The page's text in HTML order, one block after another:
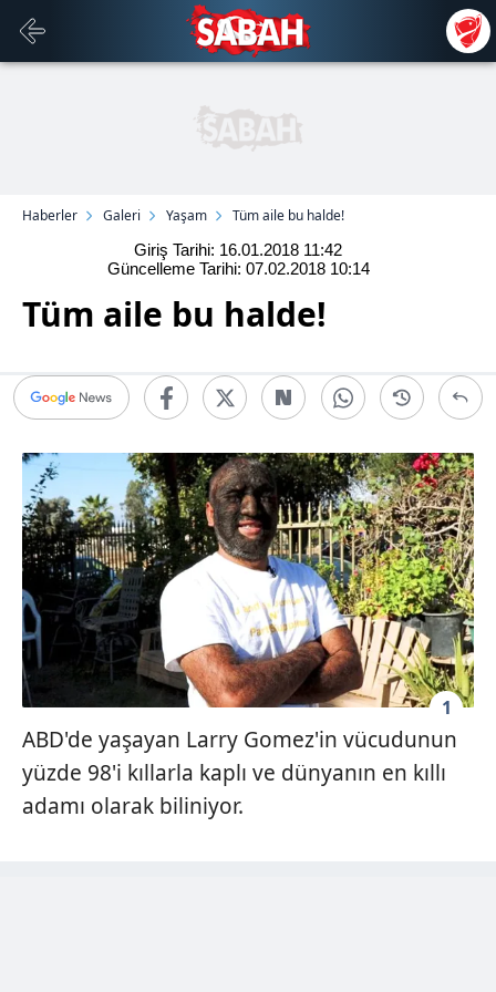
Haberler Galeri Yaşam
Tüm aile bu halde!
Giriş Tarihi: 16.01.2018 11:42
Güncelleme Tarihi: 07.02.2018 10:14
Tüm aile bu halde!
1
ABD'de yaşayan Larry Gomez'in vücudunun
yüzde 98'i kıllarla kaplı ve dünyanın en kıllı
adamı olarak biliniyor.